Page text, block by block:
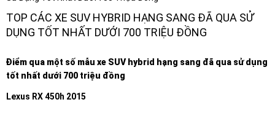
TOP CÁC XE SUV HYBRID HẠNG SANG ĐÃ QUA SỬ
DỤNG TỐT NHẤT DƯỚI 700 TRIỆU ĐỒNG
Điểm qua một số mẫu xe SUV hybrid hạng sang đã qua sử dụng
tốt nhất dưới 700 triệu đồng
Lexus RX 450h 2015